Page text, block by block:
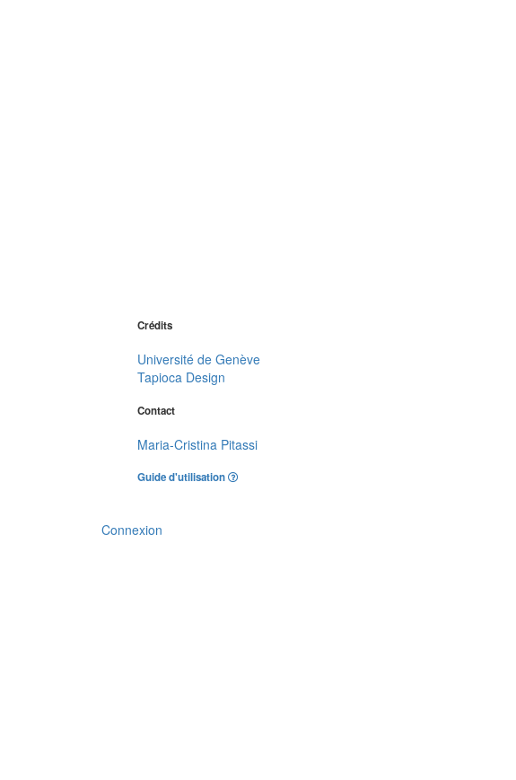
Crédits
Université de Genève
Tapioca Design
Contact
Maria-Cristina Pitassi
Guide d'utilisation
Connexion